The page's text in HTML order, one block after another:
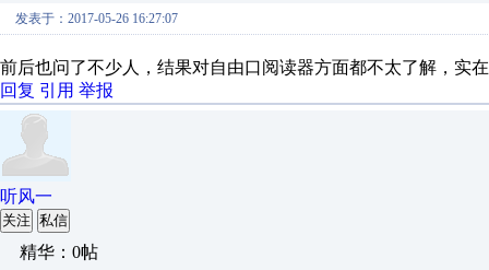
发表于：2017-05-26 16:27:07
前后也问了不少人，结果对自由口阅读器方面都不太了解，实
回复 引用 举报
听风一
关注 私信
精华：0帖